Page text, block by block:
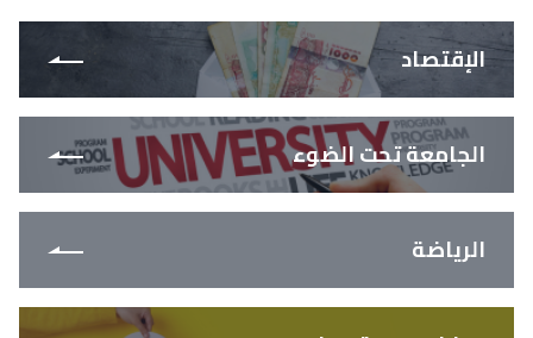
الإقتصاد
الجامعة تحت الضوء
الرياضة